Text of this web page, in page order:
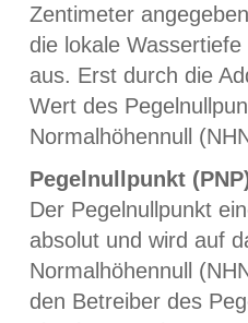
Zentimeter
die lokale
aus. Erst durch die
Wert des
Normalhöhennull
Pegelnullpunkt
Der Pegelnullpunkt
absolut und wird auf
Normalhöhennull
den Betreiber des